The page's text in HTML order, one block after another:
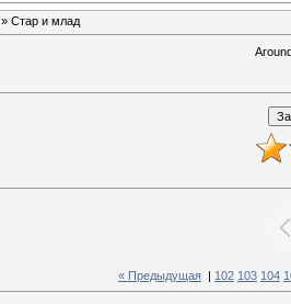
» Стар и млад
« Предыдущая | 102 103 104